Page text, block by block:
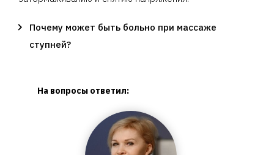
Почему может быть больно при массаже
ступней?
На вопросы ответил: